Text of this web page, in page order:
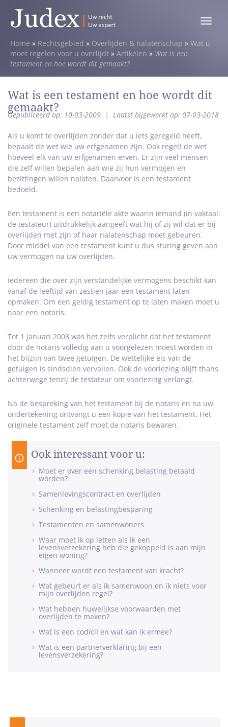
Toggle
Home » Rechtsgebied » Overlijden & nalatenschap » Wat u
moet regelen voor u overlijdt » Artikelen » Wat is een
testament en hoe wordt dit gemaakt?
Wat is een testament en hoe wordt dit
gemaakt?
Gepubliceerd op: 10-03-2009 | Laatst bijgewerkt op: 07-03-2018
Als u komt te overlijden zonder dat u iets geregeld heeft,
bepaalt de wet wie uw erfgenamen zijn. Ook regelt de wet
hoeveel elk van uw erfgenamen erven. Er zijn veel mensen
die zelf willen bepalen aan wie zij hun vermogen en
bezittingen willen nalaten. Daarvoor is een testament
bedoeld.
Een testament is een notariële akte waarin iemand (in vaktaal:
de testateur) uitdrukkelijk aangeeft wat hij of zij wil dat er bij
overlijden met zijn of haar nalatenschap moet gebeuren.
Door middel van een testament kunt u dus sturing geven aan
uw vermogen na uw overlijden.
Iedereen die over zijn verstandelijke vermogens beschikt kan
vanaf de leeftijd van zestien jaar een testament laten
opmaken. Om een geldig testament op te laten maken moet u
naar een notaris.
Tot 1 januari 2003 was het zelfs verplicht dat het testament
door de notaris volledig aan u voorgelezen moest worden in
het bijzijn van twee getuigen. De wettelijke eis van de
getuigen is sindsdien vervallen. Ook de voorlezing blijft thans
achterwege tenzij de testateur om voorlezing verlangt.
Na de bespreking van het testament bij de notaris en na uw
ondertekening ontvangt u een kopie van het testament. Het
originele testament zelf moet de notaris bewaren.
Ook interessant voor u:
Moet er over een schenking belasting betaald
worden?
Samenlevingscontract en overlijden
Schenking en belastingbesparing
Testamenten en samenwoners
Waar moet ik op letten als ik een
levensverzekering heb die gekoppeld is aan mijn
eigen woning?
Wanneer wordt een testament van kracht?
Wat gebeurt er als ik samenwoon en ik niets voor
mijn overlijden regel?
Wat hebben huwelijkse voorwaarden met
overlijden te maken?
Wat is een codicil en wat kan ik ermee?
Wat is een partnerverklaring bij een
levensverzekering?